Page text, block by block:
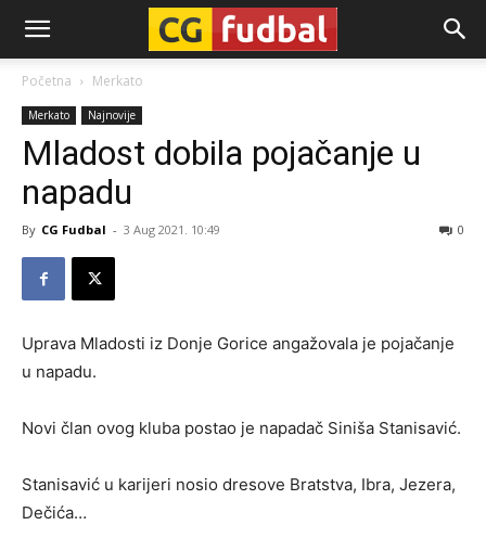
CG-
Fudbal
Početna Merkato
Merkato Najnovije
Mladost dobila pojačanje u
napadu
By CG Fudbal - 3 Aug 2021. 10:49 0
Uprava Mladosti iz Donje Gorice angažovala je pojačanje
u napadu.
Novi član ovog kluba postao je napadač Siniša Stanisavić.
Stanisavić u karijeri nosio dresove Bratstva, Ibra, Jezera,
Dečića…